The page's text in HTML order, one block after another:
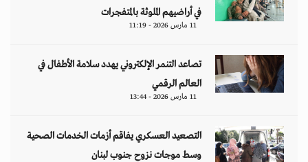
في أراضيهم الملوثة بالمتفجرات
11 مارس 2026 - 11:19
تصاعد التنمر الإلكتروني يهدد سلامة الأطفال في
العالم الرقمي
11 مارس 2026 - 13:44
التصعيد العسكري يفاقم أزمات الخدمات الصحية
وسط موجات نزوح جنوب لبنان